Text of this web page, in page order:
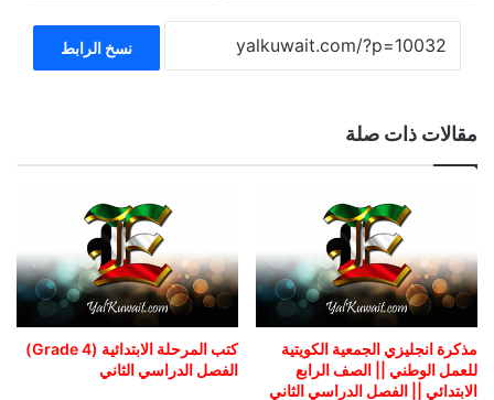
نسخ الرابط
مقالات ذات صلة
مذكرة انجليزي الجمعية الكويتية
للعمل الوطني || الصف الرابع
الابتدائي || الفصل الدراسي الثاني
كتب المرحلة الابتدائية (Grade 4)
الفصل الدراسي الثاني